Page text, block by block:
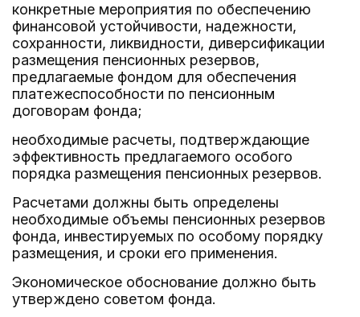
конкретные мероприятия по обеспечению
финансовой устойчивости, надежности,
сохранности, ликвидности, диверсификации
размещения пенсионных резервов,
предлагаемые фондом для обеспечения
платежеспособности по пенсионным
договорам фонда;
необходимые расчеты, подтверждающие
эффективность предлагаемого особого
порядка размещения пенсионных резервов.
Расчетами должны быть определены
необходимые объемы пенсионных резервов
фонда, инвестируемых по особому порядку
размещения, и сроки его применения.
Экономическое обоснование должно быть
утверждено советом фонда.